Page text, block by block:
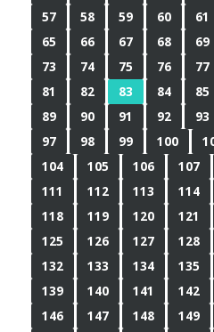
57
58 59 60 61
65
66 67 68 69
73
74 75 76 77
81
82 83 84 85
89
90 91 92 93
97
98 99 100
104
105 106 107
111
112 113 114
118
119 120 121
125
126 127 128
132
133 134 135
139
140 141 142
146
147 148 149